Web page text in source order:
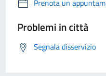
Prenota un
Problemi in città
Segnala disservizio